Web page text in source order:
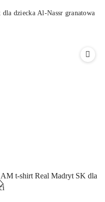
dziecka Al-Nassr granatowa